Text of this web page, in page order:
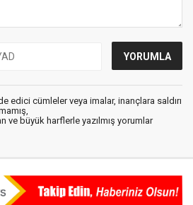
edici cümleler veya imalar, inançlara saldırı
ve büyük harflerle yazılmış yorumlar